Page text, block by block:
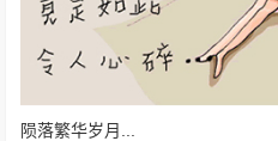
陨落繁华岁月...